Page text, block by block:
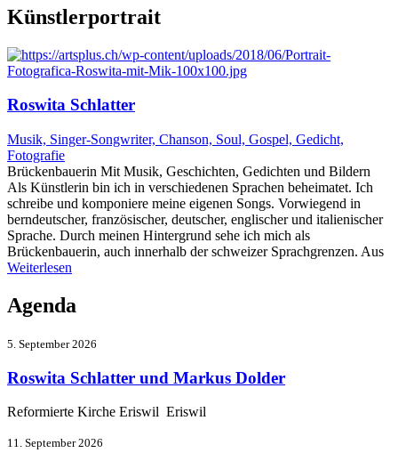
Künstlerportrait
Roswita Schlatter
Musik, Singer-Songwriter, Chanson, Soul, Gospel, Gedicht,
Fotografie
Brückenbauerin Mit Musik, Geschichten, Gedichten und Bildern
Als Künstlerin bin ich in verschiedenen Sprachen beheimatet. Ich
schreibe und komponiere meine eigenen Songs. Vorwiegend in
berndeutscher, französischer, deutscher, englischer und italienischer
Sprache. Durch meinen Hintergrund sehe ich mich als
Brückenbauerin, auch innerhalb der schweizer Sprachgrenzen. Aus
Weiterlesen
Agenda
5. September 2026
Roswita Schlatter und Markus Dolder
Reformierte Kirche Eriswil Eriswil
11. September 2026